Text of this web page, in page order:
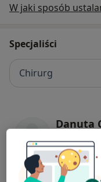
W jaki sposób
Specjaliści
Chirurg
Danuta
Chirurg